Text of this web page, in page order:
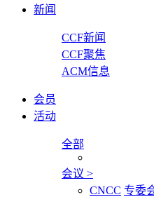
新闻
CCF新闻
CCF聚焦
ACM信息
会员
活动
全部
会议 >
CNCC 专委